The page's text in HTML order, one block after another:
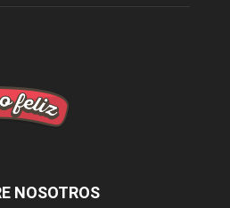
NOSOTROS